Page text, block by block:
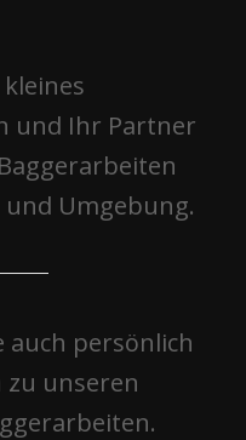
und Ihr Partner
Umgebung.
auch persönlich
unseren